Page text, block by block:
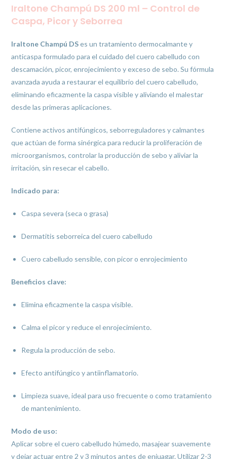
Iraltone Champú DS 200 ml – Control de
Caspa, Picor y Seborrea
Iraltone Champú DSes un tratamiento dermocalmante y
anticaspa formulado para el cuidado del cuero cabelludo con
descamación, picor, enrojecimiento y exceso de sebo. Su fórmula
avanzada ayuda a restaurar el equilibrio del cuero cabelludo,
eliminando eficazmente la caspa visible y aliviando el malestar
desde las primeras aplicaciones.
Contiene activos antifúngicos, seborreguladores y calmantes
que actúan de forma sinérgica para reducir la proliferación de
microorganismos, controlar la producción de sebo y aliviar la
irritación, sin resecar el cabello.
Indicado para:
Caspa severa (seca o grasa)
Dermatitis seborreica del cuero cabelludo
Cuero cabelludo sensible, con picor o enrojecimiento
Beneficios clave:
Elimina eficazmente la caspa visible.
Calma el picor y reduce el enrojecimiento.
Regula la producción de sebo.
Efecto antifúngico y antiinflamatorio.
Limpieza suave, ideal para uso frecuente o como tratamiento
de mantenimiento.
Modo de uso:
Aplicar sobre el cuero cabelludo húmedo, masajear suavemente
y dejar actuar entre 2 y 3 minutos antes de enjuagar. Utilizar 2-3